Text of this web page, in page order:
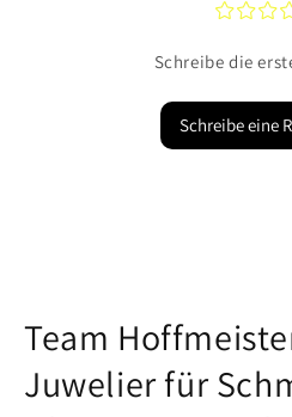
¤¤¤
Schreibe die
Schreibe eine
Team
Juwelier für